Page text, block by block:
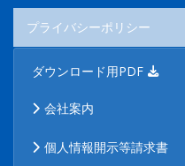
プライバシーポリシー
ダウンロード用PDF
会社案内
個人情報開示等請求書